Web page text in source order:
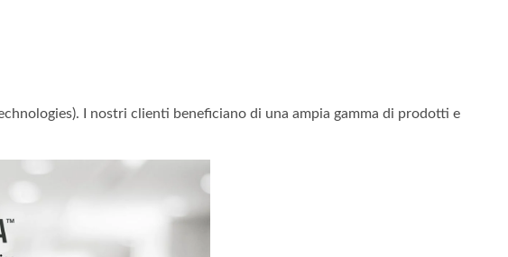
I nostri clienti beneficiano di una ampia gamma di prodotti e